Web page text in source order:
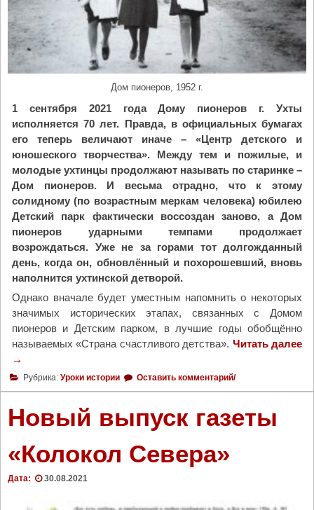
Дом пионеров, 1952 г.
1 сентября 2021 года Дому пионеров г. Ухты
исполняется 70 лет. Правда, в официальных бумагах
его теперь величают иначе – «Центр детского и
юношеского творчества». Между тем и пожилые, и
молодые ухтинцы продолжают называть по старинке –
Дом пионеров. И весьма отрадно, что к этому
солидному (по возрастным меркам человека) юбилею
Детский парк фактически воссоздан заново, а Дом
пионеров ударными темпами продолжает
возрождаться. Уже не за горами тот долгожданный
день, когда он, обновлённый и похорошевший, вновь
наполнится ухтинской детворой.
Однако вначале будет уместным напомнить о некоторых
значимых исторических этапах, связанных с Домом
пионеров и Детским парком, в лучшие годы обобщённо
называемых «Страна счастливого детства». Читать далее
"
П
о
а
о
к
→
Рубрика: Уроки истории Оставить комментарий/
Новый выпуск газеты
«Колокол Севера»
Дата: 30.08.2021